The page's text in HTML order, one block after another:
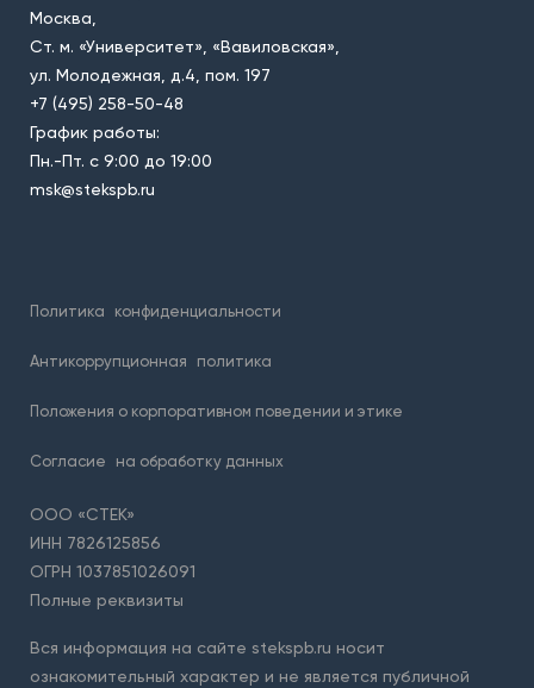
Москва,
Ст. м. «Университет», «Вавиловская»,
ул. Молодежная, д.4, пом. 197
+7 (495) 258-50-48
График работы:
Пн.-Пт. с 9:00 до 19:00
msk@stekspb.ru
Политика конфиденциальности
Антикоррупционная политика
Положения о корпоративном поведении и этике
Согласие на обработку данных
ООО «СТЕК»
ИНН 7826125856
ОГРН 1037851026091
Полные реквизиты
Вся информация на сайте stekspb.ru носит
ознакомительный характер и не является публичной